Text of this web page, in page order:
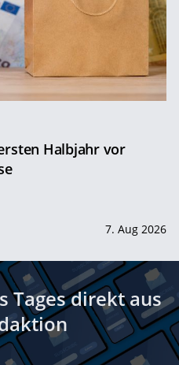
Halbjahr vor
7. Aug 2026
Tages direkt aus